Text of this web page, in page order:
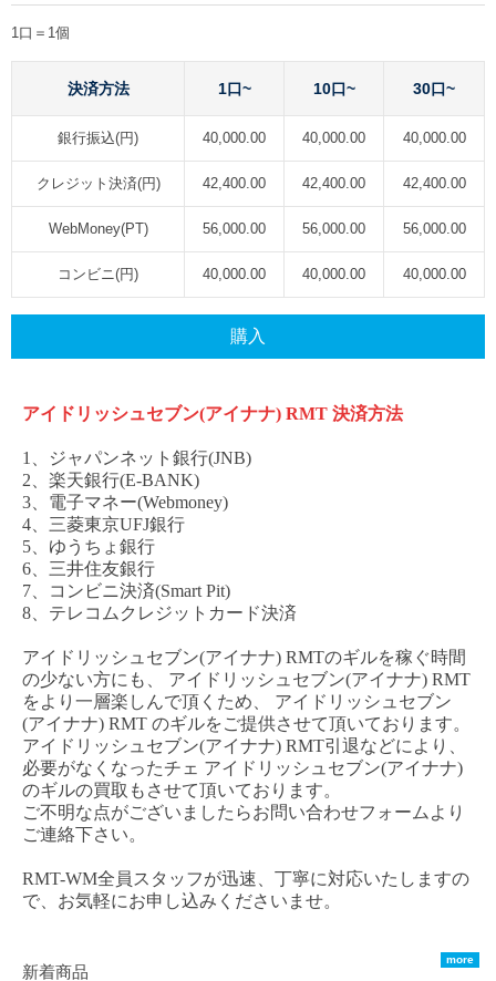
1口＝1個
決済方法 1口~ 10口~ 30口~
銀行振込(円) 40,000.00 40,000.00 40,000.00
クレジット決済(円) 42,400.00 42,400.00 42,400.00
WebMoney(PT) 56,000.00 56,000.00 56,000.00
コンビニ(円) 40,000.00 40,000.00 40,000.00
購入
アイドリッシュセブン(アイナナ) RMT 決済方法
1、ジャパンネット銀行(JNB)
2、楽天銀行(E-BANK)
3、電子マネー(Webmoney)
4、三菱東京UFJ銀行
5、ゆうちょ銀行
6、三井住友銀行
7、コンビニ決済(Smart Pit)
8、テレコムクレジットカード決済
アイドリッシュセブン(アイナナ) RMTのギルを稼ぐ時間
の少ない方にも、
アイドリッシュセブン(アイナナ) RMT
をより一層楽しんで頂くため、
アイドリッシュセブン
(アイナナ) RMT のギルをご提供させて頂いております。
アイドリッシュセブン(アイナナ) RMT引退などにより、
必要がなくなったチェ アイドリッシュセブン(アイナナ)
のギルの買取もさせて頂いております。
ご不明な点がございましたらお問い合わせフォームより
ご連絡下さい。
RMT-WM全員スタッフが迅速、丁寧に対応いたしますの
で、お気軽にお申し込みくださいませ。
more
新着商品